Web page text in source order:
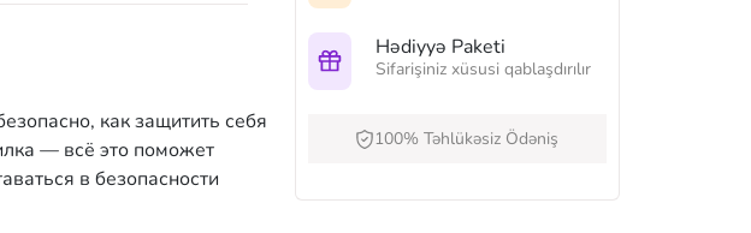
как защитить себя
— всё это поможет
в безопасности
Hədiyyə Paketi
Sifarişiniz xüsusi qablaşdırılır
100% Təhlükəsiz Ödəniş